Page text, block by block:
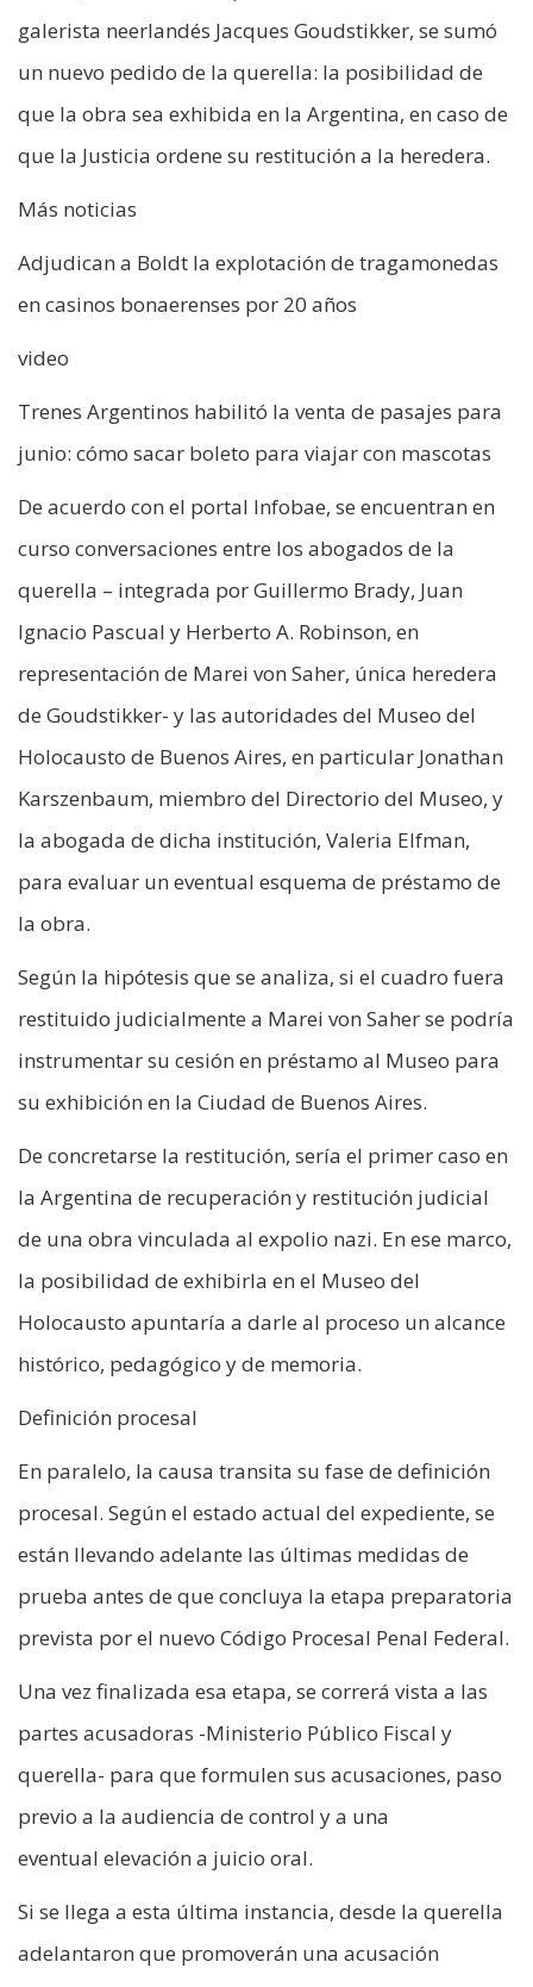
galerista neerlandés Jacques Goudstikker, se sumó
un nuevo pedido de la querella: la posibilidad de
que la obra sea exhibida en la Argentina, en caso de
que la Justicia ordene su restitución a la heredera.
Más noticias
Adjudican a Boldt la explotación de tragamonedas
en casinos bonaerenses por 20 años
video
Trenes Argentinos habilitó la venta de pasajes para
junio: cómo sacar boleto para viajar con mascotas
De acuerdo con el portal Infobae, se encuentran en
curso conversaciones entre los abogados de la
querella – integrada por Guillermo Brady, Juan
Ignacio Pascual y Herberto A. Robinson, en
representación de Marei von Saher, única heredera
de Goudstikker- y las autoridades del Museo del
Holocausto de Buenos Aires, en particular Jonathan
Karszenbaum, miembro del Directorio del Museo, y
la abogada de dicha institución, Valeria Elfman,
para evaluar un eventual esquema de préstamo de
la obra.
Según la hipótesis que se analiza, si el cuadro fuera
restituido judicialmente a Marei von Saher se podría
instrumentar su cesión en préstamo al Museo para
su exhibición en la Ciudad de Buenos Aires.
De concretarse la restitución, sería el primer caso en
la Argentina de recuperación y restitución judicial
de una obra vinculada al expolio nazi. En ese marco,
la posibilidad de exhibirla en el Museo del
Holocausto apuntaría a darle al proceso un alcance
histórico, pedagógico y de memoria.
Definición procesal
En paralelo, la causa transita su fase de definición
procesal. Según el estado actual del expediente, se
están llevando adelante las últimas medidas de
prueba antes de que concluya la etapa preparatoria
prevista por el nuevo Código Procesal Penal Federal.
Una vez finalizada esa etapa, se correrá vista a las
partes acusadoras -Ministerio Público Fiscal y
querella- para que formulen sus acusaciones, paso
previo a la audiencia de control y a una
eventual elevación a juicio oral.
Si se llega a esta última instancia, desde la querella
adelantaron que promoverán una acusación